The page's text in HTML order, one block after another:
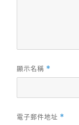
顯示名稱 *
電子郵件地址 *